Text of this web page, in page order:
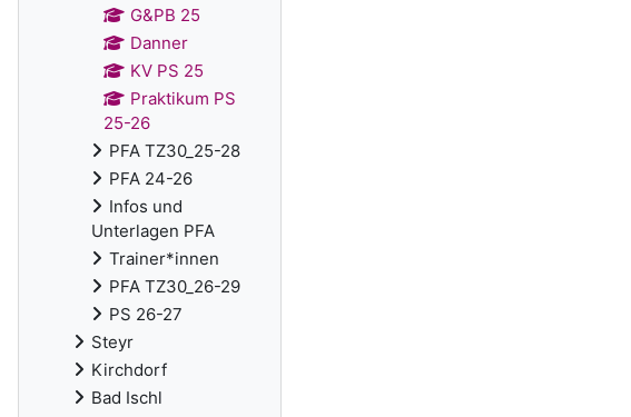
G&PB 25
Danner
KV PS 25
Praktikum PS
25-26
PFA TZ30_25-28
PFA 24-26
Infos und
Unterlagen PFA
Trainer*innen
PFA TZ30_26-29
PS 26-27
Steyr
Kirchdorf
Bad Ischl